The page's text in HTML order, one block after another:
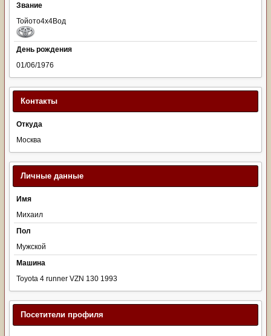
Звание
Тойото4х4Вод
День рождения
01/06/1976
Контакты
Откуда
Москва
Личные данные
Имя
Михаил
Пол
Мужской
Машина
Toyota 4 runner VZN 130 1993
Посетители профиля